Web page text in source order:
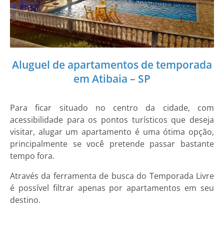
Aluguel de apartamentos de temporada
em Atibaia – SP
Para ficar situado no centro da cidade, com
acessibilidade para os pontos turísticos que deseja
visitar, alugar um apartamento é uma ótima opção,
principalmente se você pretende passar bastante
tempo fora.
Através da ferramenta de busca do Temporada Livre
é possível filtrar apenas por apartamentos em seu
destino.